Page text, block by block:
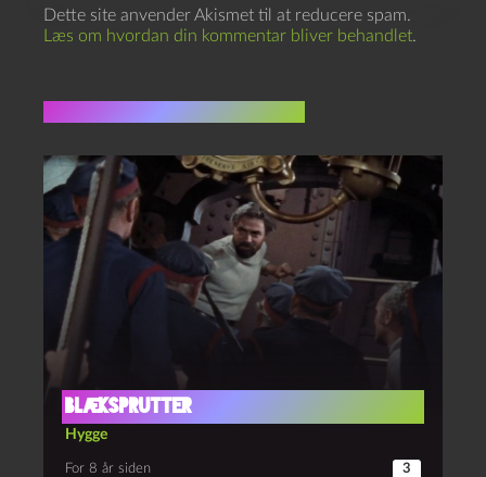
Dette site anvender Akismet til at reducere spam.
Læs om hvordan din kommentar bliver behandlet.
Blæksprutter
Hygge
For 8 år siden 3